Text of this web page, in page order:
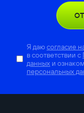
Я даюсогласие
в соответствии с
данныхи
персональных